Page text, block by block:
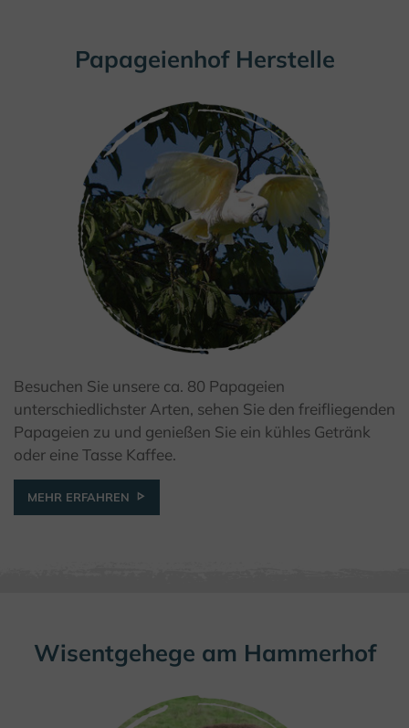
Papageienhof Herstelle
© Papageienhof Dreiländereck
Besuchen Sie unsere ca. 80 Papageien
unterschiedlichster Arten, sehen Sie den freifliegenden
Papageien zu und genießen Sie ein kühles Getränk
oder eine Tasse Kaffee.
MEHR ERFAHREN
Wisentgehege am Hammerhof